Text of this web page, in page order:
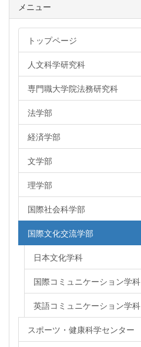
メニュー
トップページ
人文科学研究科
専門職大学院法務研究科
法学部
経済学部
文学部
理学部
国際社会科学部
国際文化交流学部
日本文化学科
国際コミュニケーション学科
英語コミュニケーション学科
スポーツ・健康科学センター